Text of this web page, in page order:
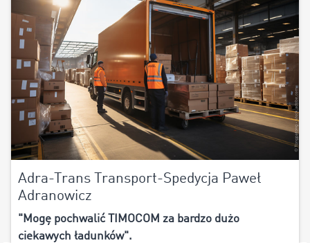
Adra-Trans Transport-Spedycja Paweł
Adranowicz
"Mogę pochwalić TIMOCOM za bardzo dużo
ciekawych ładunków".